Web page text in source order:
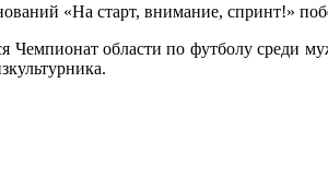
«На старт, внимание, спринт!»
Чемпионат области по футболу среди